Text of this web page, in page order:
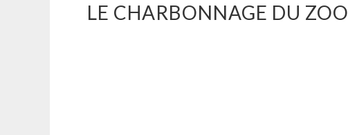
LE CHARBONNAGE DU ZOO